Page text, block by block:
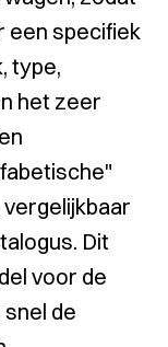
een specifiek
type,
het zeer
Dit
voor de
de